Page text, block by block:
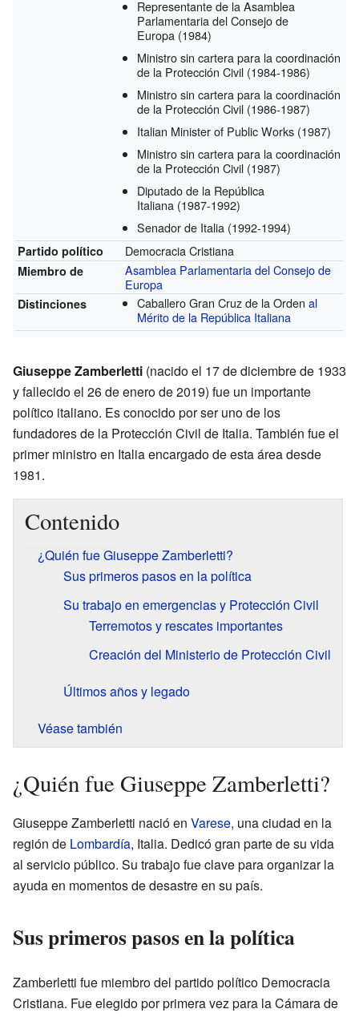
Representante de la Asamblea
Parlamentaria del Consejo de
Europa (1984)
Ministro sin cartera para la coordinación
de la Protección Civil (1984-1986)
Ministro sin cartera para la coordinación
de la Protección Civil (1986-1987)
Italian Minister of Public Works (1987)
Ministro sin cartera para la coordinación
de la Protección Civil (1987)
Diputado de la República
Italiana (1987-1992)
Senador de Italia (1992-1994)
Partido político Democracia Cristiana
Miembro de
Asamblea Parlamentaria del Consejo de
Europa
Distinciones Caballero Gran Cruz de la Orden al
Mérito de la República Italiana
Giuseppe Zamberletti (nacido el 17 de diciembre de 1933
y fallecido el 26 de enero de 2019) fue un importante
político italiano. Es conocido por ser uno de los
fundadores de la Protección Civil de Italia. También fue el
primer ministro en Italia encargado de esta área desde
1981.
Contenido
¿Quién fue Giuseppe Zamberletti?
Sus primeros pasos en la política
Su trabajo en emergencias y Protección Civil
Terremotos y rescates importantes
Creación del Ministerio de Protección Civil
Últimos años y legado
Véase también
¿Quién fue Giuseppe Zamberletti?
Giuseppe Zamberletti nació en Varese, una ciudad en la
región de Lombardía, Italia. Dedicó gran parte de su vida
al servicio público. Su trabajo fue clave para organizar la
ayuda en momentos de desastre en su país.
Sus primeros pasos en la política
Zamberletti fue miembro del partido político Democracia
Cristiana. Fue elegido por primera vez para la Cámara de